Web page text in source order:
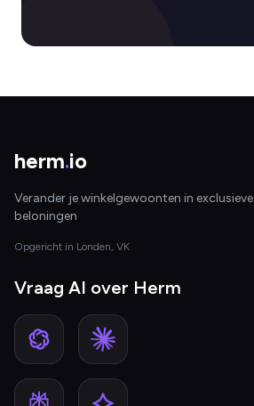
herm.io
Verander je winkelgewoonten in exclusieve
beloningen
Opgericht in Londen, VK
Vraag AI over Herm